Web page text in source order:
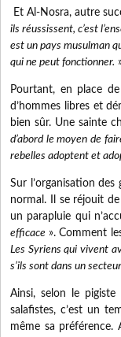
Et Al-Nosra, autre
ils réussissent, c’est
est un pays musulman
qui ne peut fonctionner.
Pourtant, en place
d’hommes libres et
bien sûr. Une sainte
d’abord le moyen de
rebelles adoptent et
Sur l’organisation des
normal. Il se réjouit
un parapluie qui
efficace ». Comment
Les Syriens qui vivent
s’ils sont dans un
Ainsi, selon le
salafistes, c’est un
même sa préférence.